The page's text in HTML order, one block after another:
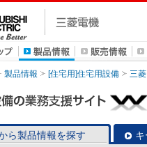
製品情報 [住宅用]住宅用設備 三
ら製品情報を探す